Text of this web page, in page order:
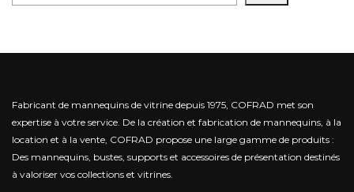
Fabricant de mannequins de vitrine depuis 1975, COFRAD met son
expertise à votre service. De la création et fabrication de mannequins, à la
location et à la vente, COFRAD propose une large gamme de produits :
Des mannequins, bustes, supports et accessoires de présentation destinés
à valoriser vos collections et vitrines.